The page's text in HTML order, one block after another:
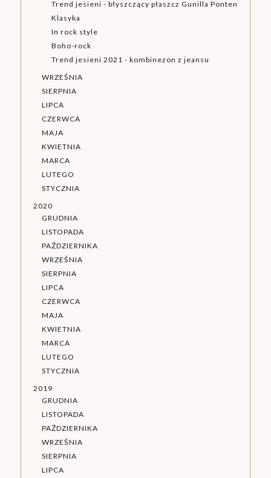
Trend jesieni - błyszczący płaszcz Gunilla Ponten
Klasyka
In rock style
Boho-rock
Trend jesieni 2021 - kombinezon z jeansu
WRZEŚNIA
SIERPNIA
LIPCA
CZERWCA
MAJA
KWIETNIA
MARCA
LUTEGO
STYCZNIA
2020
GRUDNIA
LISTOPADA
PAŹDZIERNIKA
WRZEŚNIA
SIERPNIA
LIPCA
CZERWCA
MAJA
KWIETNIA
MARCA
LUTEGO
STYCZNIA
2019
GRUDNIA
LISTOPADA
PAŹDZIERNIKA
WRZEŚNIA
SIERPNIA
LIPCA